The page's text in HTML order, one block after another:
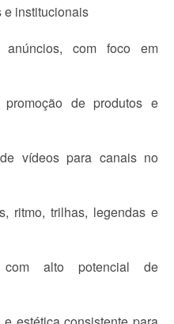
e institucionais
com foco em
de produtos e
vídeos para canais no
ritmo, trilhas, legendas e
com alto potencial de